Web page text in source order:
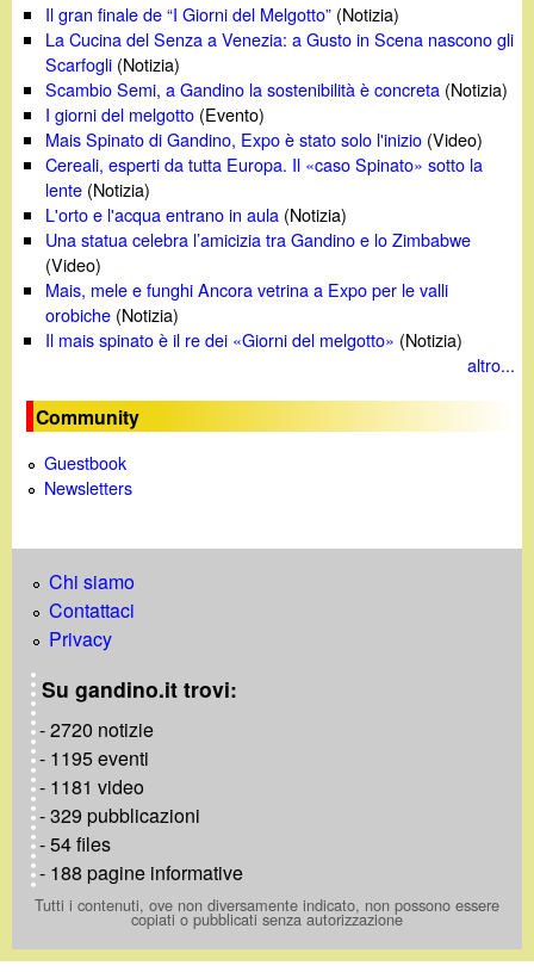
Il gran finale de “I Giorni del Melgotto” (Notizia)
La Cucina del Senza a Venezia: a Gusto in Scena nascono gli
Scarfogli (Notizia)
Scambio Semi, a Gandino la sostenibilità è concreta (Notizia)
I giorni del melgotto (Evento)
Mais Spinato di Gandino, Expo è stato solo l'inizio (Video)
Cereali, esperti da tutta Europa. Il «caso Spinato» sotto la
lente (Notizia)
L'orto e l'acqua entrano in aula (Notizia)
Una statua celebra l’amicizia tra Gandino e lo Zimbabwe
(Video)
Mais, mele e funghi Ancora vetrina a Expo per le valli
orobiche (Notizia)
Il mais spinato è il re dei «Giorni del melgotto» (Notizia)
altro...
Community
Guestbook
Newsletters
Chi siamo
Contattaci
Privacy
Su gandino.it trovi:
- 2720 notizie
- 1195 eventi
- 1181 video
- 329 pubblicazioni
- 54 files
- 188 pagine informative
Tutti i contenuti, ove non diversamente indicato, non possono essere
copiati o pubblicati senza autorizzazione